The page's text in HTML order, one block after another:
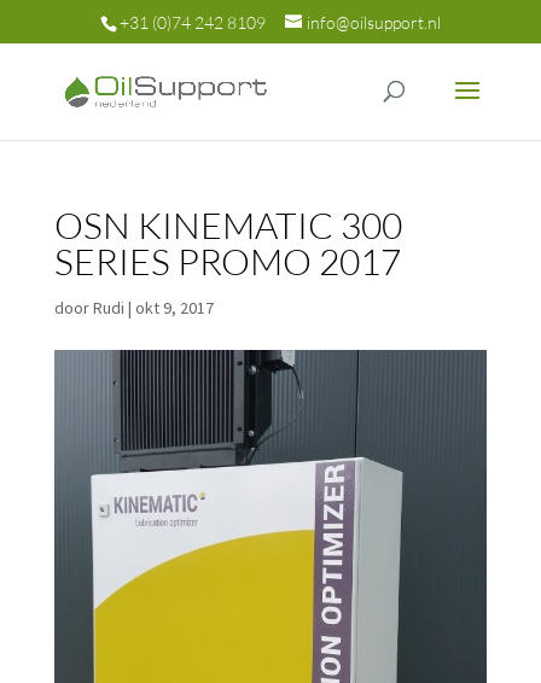
+31 (0)74 242 8109 info@oilsupport.nl
OSN KINEMATIC 300
SERIES PROMO 2017
doorRudi | okt 9, 2017